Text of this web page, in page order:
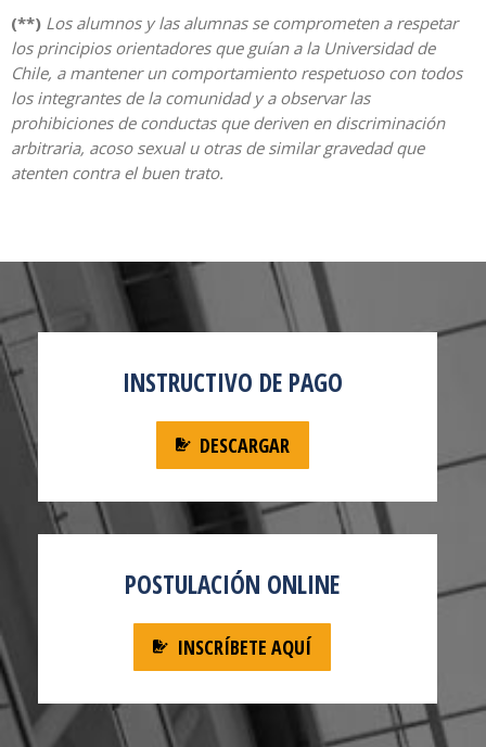
(**) Los alumnos y las alumnas se comprometen a respetar
los principios orientadores que guían a la Universidad de
Chile, a mantener un comportamiento respetuoso con todos
los integrantes de la comunidad y a observar las
prohibiciones de conductas que deriven en discriminación
arbitraria, acoso sexual u otras de similar gravedad que
atenten contra el buen trato.
INSTRUCTIVO DE PAGO
DESCARGAR
POSTULACIÓN ONLINE
INSCRÍBETE AQUÍ